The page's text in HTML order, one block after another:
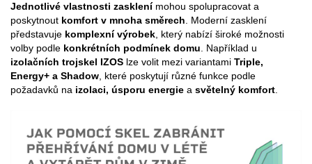
Jednotlivé vlastnosti zasklenímohou spolupracovat a
poskytnout komfort v mnoha směrech . Moderní zasklení
představuje komplexní výrobek , který nabízí široké možnosti
volby podle konkrétních podmínek domu . Například u
izolačních trojskel IZOS lze volit mezi variantami Triple,
Energy+ a Shadow , které poskytují různé funkce podle
požadavků na izolaci, úsporu energie a světelný komfort